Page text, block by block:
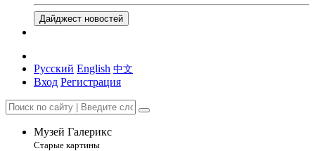
Дайджест новостей
Русский English 中文
Вход Регистрация
Музей Галерикс
Старые картины